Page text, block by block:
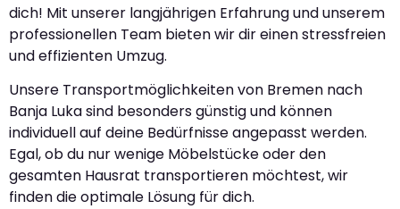
dich! Mit unserer langjährigen Erfahrung und unserem
professionellen Team bieten wir dir einen stressfreien
und effizienten Umzug.
Unsere Transportmöglichkeiten von Bremen nach
Banja Luka sind besonders günstig und können
individuell auf deine Bedürfnisse angepasst werden.
Egal, ob du nur wenige Möbelstücke oder den
gesamten Hausrat transportieren möchtest, wir
finden die optimale Lösung für dich.